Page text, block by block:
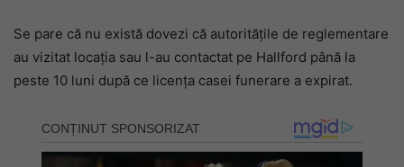
Se pare că nu există dovezi că autoritățile de reglementare
au vizitat locația sau l-au contactat pe Hallford până la
peste 10 luni după ce licența casei funerare a expirat.